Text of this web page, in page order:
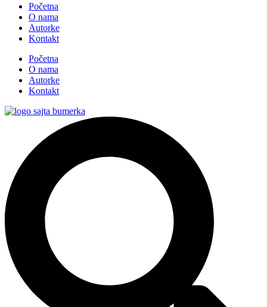
Početna
O nama
Autorke
Kontakt
Početna
O nama
Autorke
Kontakt